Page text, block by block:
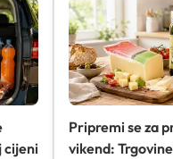
cijeni
Pripremi se za
vikend: